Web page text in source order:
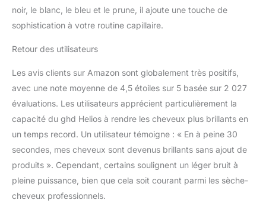
noir, le blanc, le bleu et le prune, il ajoute une touche de
sophistication à votre routine capillaire.
Retour des utilisateurs
Les avis clients sur Amazon sont globalement très positifs,
avec une note moyenne de 4,5 étoiles sur 5 basée sur 2 027
évaluations. Les utilisateurs apprécient particulièrement la
capacité du ghd Helios à rendre les cheveux plus brillants en
un temps record. Un utilisateur témoigne : « En à peine 30
secondes, mes cheveux sont devenus brillants sans ajout de
produits ». Cependant, certains soulignent un léger bruit à
pleine puissance, bien que cela soit courant parmi les sèche-
cheveux professionnels.